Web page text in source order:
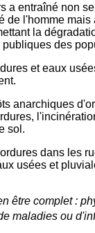
a entraîné non
de l'homme mais
la
des
et eaux
anarchiques
sol.
dans les
usées et
être complet :
maladies ou